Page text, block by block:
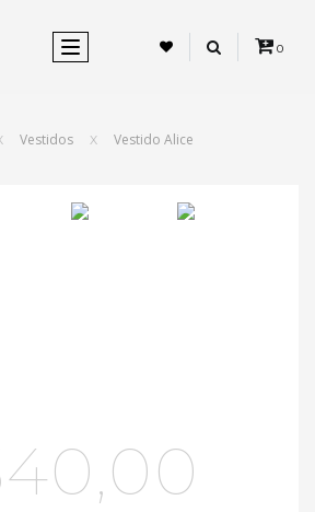
ALTERNAR NEVEGAÇÃO 0
Vestidos X Vestido Alice